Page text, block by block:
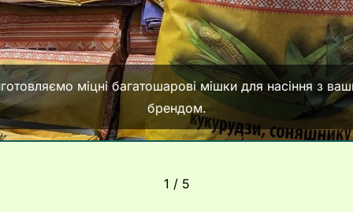
міцні багатошарові мішки для насіння з
брендом.
1 / 5